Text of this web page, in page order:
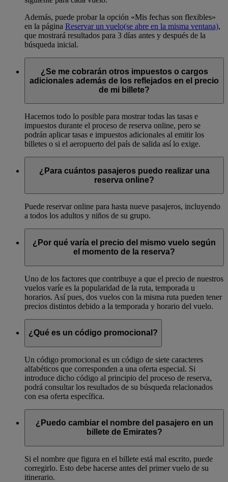
Además, puede probar la opción «Mis fechas son flexibles»
en la página Reservar un vuelo(se abre en la misma ventana),
que mostrará resultados para 3 días antes y después de la
búsqueda inicial.
¿Se me cobrarán otros impuestos o cargos
adicionales además de los reflejados en el precio
de mi billete?
Hacemos todo lo posible para mostrar todas las tasas e
impuestos durante el proceso de reserva online, pero se
podrán aplicar tasas e impuestos adicionales al emitir los
billetes o si el aeropuerto del país de salida así lo exige.
¿Para cuántos pasajeros puedo realizar una
reserva online?
Puede reservar online para hasta nueve pasajeros, incluyendo
a todos los adultos y niños de su grupo.
¿Por qué varía el precio del mismo vuelo según
el momento de la reserva?
Uno de los factores que contribuye a que el precio de nuestros
vuelos varíe es la popularidad de la ruta, temporada u
horarios. Así pues, dos vuelos con la misma ruta pueden tener
precios distintos debido a la temporada y horario del vuelo.
¿Qué es un código promocional?
Un código promocional es un código de siete caracteres
alfabéticos que corresponden a una oferta especial. Si
introduce dicho código al principio del proceso de reserva,
podrá consultar los resultados de su búsqueda relacionados
con esa oferta específica.
¿Puedo cambiar el nombre del pasajero en un
billete de Emirates?
Si el nombre que figura en el billete está mal escrito, puede
corregirlo. Esto debe hacerse antes del primer vuelo de su
itinerario.